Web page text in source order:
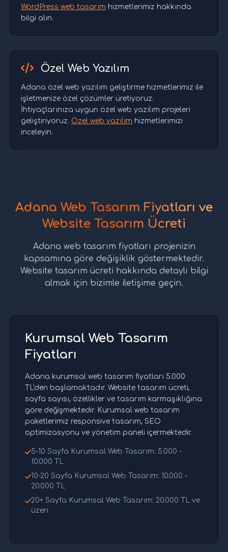
WordPress web tasarım hizmetlerimiz hakkında
bilgi alın.
Özel Web Yazılım
Adana özel web yazılım geliştirme hizmetlerimiz ile
işletmenize özel çözümler üretiyoruz.
İhtiyaçlarınıza uygun özel web yazılım projeleri
geliştiriyoruz. Özel web yazılım hizmetlerimizi
inceleyin.
Adana Web Tasarım Fiyatları ve
Website Tasarım Ücreti
Adana web tasarım fiyatları projenizin
kapsamına göre değişiklik göstermektedir.
Website tasarım ücreti hakkında detaylı bilgi
almak için bizimle iletişime geçin.
Kurumsal Web Tasarım
Fiyatları
Adana kurumsal web tasarım fiyatları 5.000
TL'den başlamaktadır. Website tasarım ücreti,
sayfa sayısı, özellikler ve tasarım karmaşıklığına
göre değişmektedir. Kurumsal web tasarım
paketlerimiz responsive tasarım, SEO
optimizasyonu ve yönetim paneli içermektedir.
5-10 Sayfa Kurumsal Web Tasarım: 5.000 -
10.000 TL
10-20 Sayfa Kurumsal Web Tasarım: 10.000 -
20.000 TL
20+ Sayfa Kurumsal Web Tasarım: 20.000 TL ve
üzeri